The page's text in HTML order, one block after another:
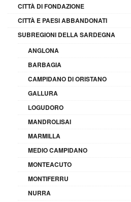
CITTÀ DI FONDAZIONE
CITTÀ E PAESI ABBANDONATI
SUBREGIONI DELLA SARDEGNA
ANGLONA
BARBAGIA
CAMPIDANO DI ORISTANO
GALLURA
LOGUDORO
MANDROLISAI
MARMILLA
MEDIO CAMPIDANO
MONTEACUTO
MONTIFERRU
NURRA